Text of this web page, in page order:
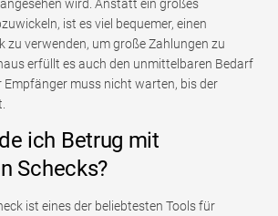
wird. Anstatt ein großes
ist es viel bequemer, einen
zu verwenden, um große Zahlungen zu
erfüllt es auch den unmittelbaren Bedarf
Empfänger muss nicht warten, bis der
ich Betrug mit
Schecks?
ist eines der beliebtesten Tools für